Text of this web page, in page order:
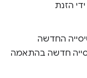
הזנת
החדשה
חדשה בהתאמה